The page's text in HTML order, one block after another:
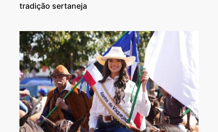
tradição sertaneja